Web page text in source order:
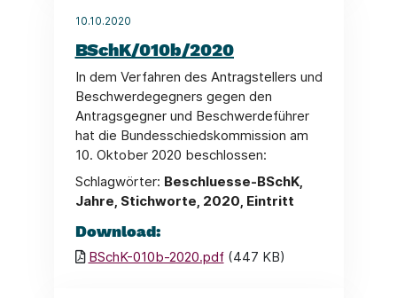
10.10.2020
BSchK/010b/2020
In dem Verfahren des Antragstellers und
Beschwerdegegners gegen den
Antragsgegner und Beschwerdeführer
hat die Bundesschiedskommission am
10. Oktober 2020 beschlossen:
Schlagwörter: Beschluesse-BSchK,
Jahre, Stichworte, 2020, Eintritt
Download:
BSchK-010b-2020.pdf(447 KB)